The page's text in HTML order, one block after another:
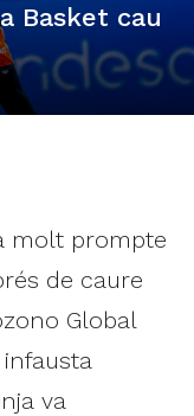
Basket cau
molt prompte
de caure
Global
va